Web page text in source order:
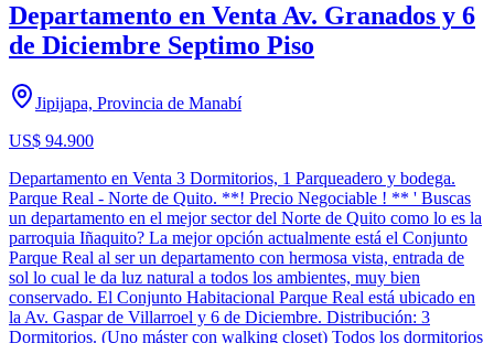
Departamento en Venta Av. Granados y 6
de Diciembre Septimo Piso
Jipijapa, Provincia de Manabí
US$ 94.900
Departamento en Venta 3 Dormitorios, 1 Parqueadero y bodega.
Parque Real - Norte de Quito. **! Precio Negociable ! ** ' Buscas
un departamento en el mejor sector del Norte de Quito como lo es la
parroquia Iñaquito? La mejor opción actualmente está el Conjunto
Parque Real al ser un departamento con hermosa vista, entrada de
sol lo cual le da luz natural a todos los ambientes, muy bien
conservado. El Conjunto Habitacional Parque Real está ubicado en
la Av. Gaspar de Villarroel y 6 de Diciembre. Distribución: 3
Dormitorios. (Uno máster con walking closet) Todos los dormitorios